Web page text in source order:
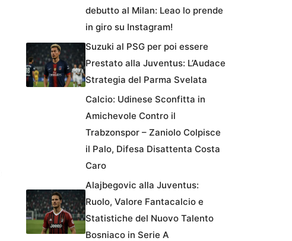
debutto al Milan: Leao lo prende
in giro su Instagram!
Suzuki al PSG per poi essere
Prestato alla Juventus: L’Audace
Strategia del Parma Svelata
Calcio: Udinese Sconfitta in
Amichevole Contro il
Trabzonspor – Zaniolo Colpisce
il Palo, Difesa Disattenta Costa
Caro
Alajbegovic alla Juventus:
Ruolo, Valore Fantacalcio e
Statistiche del Nuovo Talento
Bosniaco in Serie A